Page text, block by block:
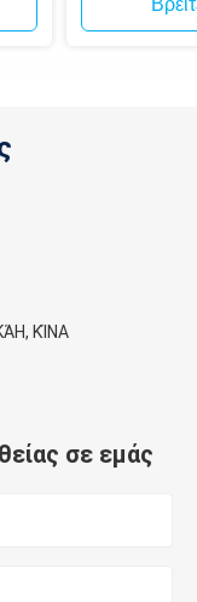
ΚΊΝΑ
σε εμάς